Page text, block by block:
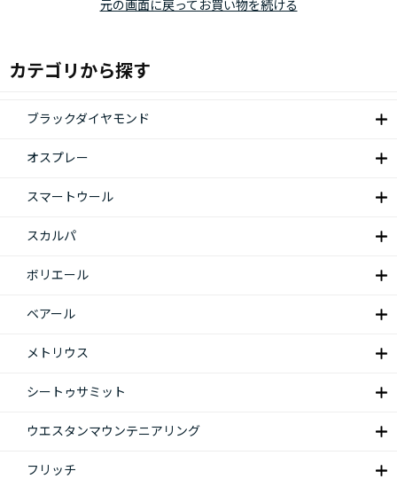
元の画面に戻ってお買い物を続ける
カテゴリから探す
ブラックダイヤモンド
オスプレー
スマートウール
スカルパ
ボリエール
ベアール
メトリウス
シートゥサミット
ウエスタンマウンテニアリング
フリッチ